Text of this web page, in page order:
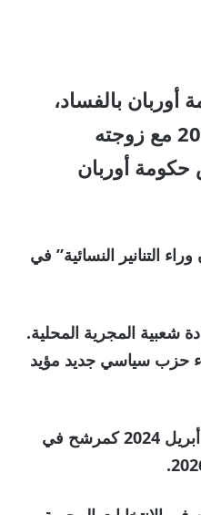
بالفساد،
ونشر أيضًا تسجيلاً لمحادثة أجريت في يناير/كانون الثاني 2023 مع زوجته
أوربان
التنانير النسائية” في
شعبية المجرية المحلية.
حزب سياسي جديد مؤيد
لكنه لم يقرر الانضمام إلى حزب تيسا الذي ينتمي إلى يمين الوسط إلا في أبريل 2024 كمرشح في